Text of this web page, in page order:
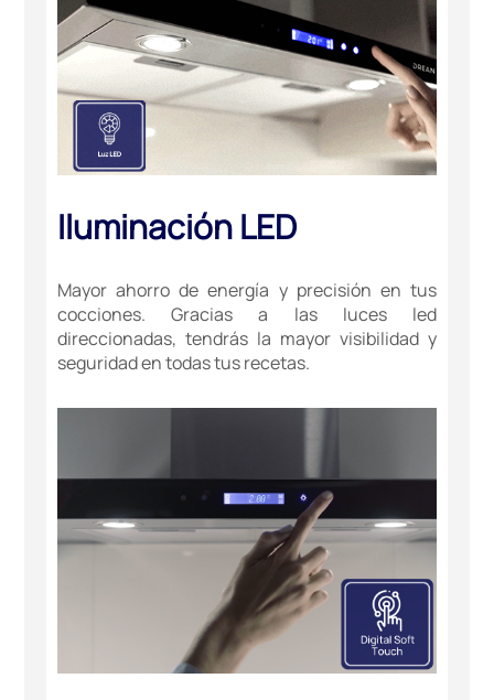
Iluminación LED
Mayor ahorro de energía y precisión en tus
cocciones. Gracias a las luces led
direccionadas, tendrás la mayor visibilidad y
seguridad en todas tus recetas.